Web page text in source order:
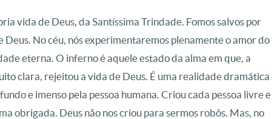
vida de Deus, da Santíssima Trindade. Fomos salvos por
No céu, nós experimentaremos plenamente o amor do
eterna. O inferno é aquele estado da alma em que, a
clara, rejeitou a vida de Deus. É uma realidade dramática
e imenso pela pessoa humana. Criou cada pessoa livre e
obrigada. Deus não nos criou para sermos robôs. Mas, no